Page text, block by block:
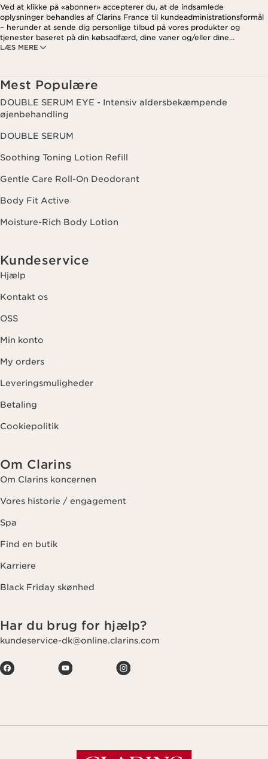
LÆS MERE
Ved at klikke på «abonner» accepterer du, at de indsamlede
oplysninger behandles af Clarins France til kundeadministrationsformål
– herunder at sende dig personlige tilbud på vores produkter og
tjenester baseret på din købsadfærd, dine vaner og/eller dine
interesser. Dette kan også omfatte visning på sociale medier og
nyhedsbrev. For mere information om, hvordan vi håndterer dine data
og dine rettigheder, se venligst vores
Mest Populære
DOUBLE SERUM EYE - Intensiv aldersbekæmpende
øjenbehandling
DOUBLE SERUM
Soothing Toning Lotion Refill
Gentle Care Roll-On Deodorant
Body Fit Active
Moisture-Rich Body Lotion
Kundeservice
Hjælp
Kontakt os
OSS
Min konto
My orders
Leveringsmuligheder
Betaling
Cookiepolitik
Om Clarins
Om Clarins koncernen
Vores historie / engagement
Spa
Find en butik
Karriere
Black Friday skønhed
Har du brug for hjælp?
kundeservice-dk@online.clarins.com